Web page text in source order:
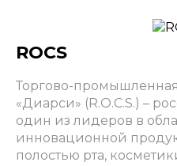
ROCS
Торгово-
«Диарси» (R.O.C.S.) –
один из лидеров в
инновационной
полостью рта,